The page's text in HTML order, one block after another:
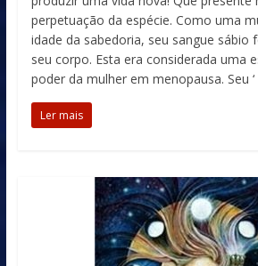
perpetuação da espécie. Como uma
idade da sabedoria, seu sangue sábio
seu corpo. Esta era considerada uma
poder da mulher em menopausa. Seu ‘
Ler mais